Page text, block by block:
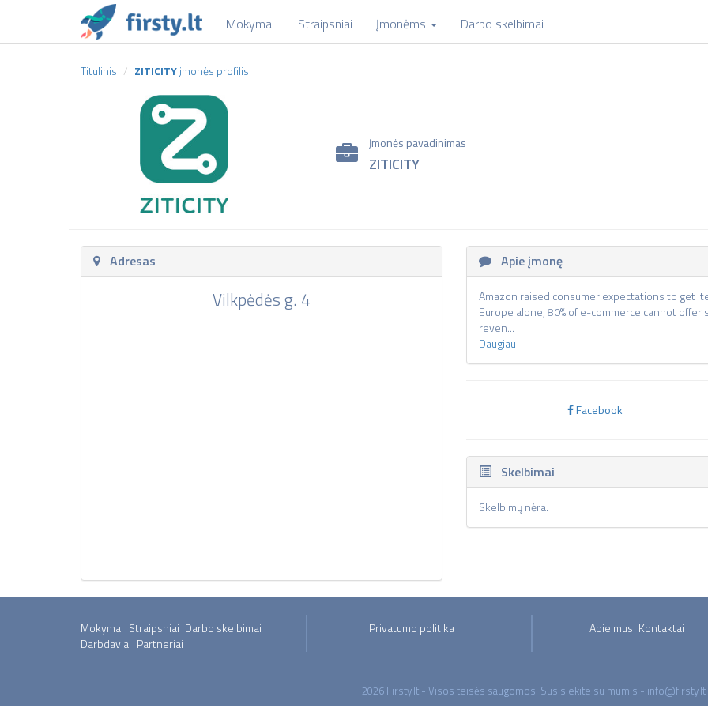
Mokymai Straipsniai Įmonėms Darbo skelbimai
Titulinis ZITICITYįmonės profilis
Įmonės pavadinimas
ZITICITY
Adresas
Vilkpėdės g. 4
Apie įmonę
Amazon raised consumer expectations to get
Europe alone, 80% of e-commerce cannot
reven...
Daugiau
Facebook
Skelbimai
Skelbimų nėra.
Mokymai Straipsniai Darbo skelbimai
Darbdaviai Partneriai
Privatumo politika Apie mus Kontaktai
2026 Firsty.lt - Visos teisės saugomos. Susisiekite su mumis - info@firsty.lt